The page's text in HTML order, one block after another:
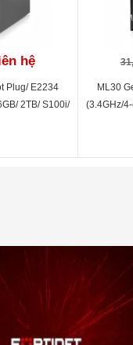
hệ
Plug/ E2234
2TB/ S100i/
ML30
(3.4GHz/